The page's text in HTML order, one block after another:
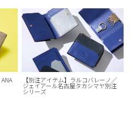
【別注アイテム】ラルコバレーノ／
ジェイアール名古屋タカシマヤ別注
シリーズ